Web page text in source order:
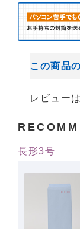
この商品
レビュー
長形3号